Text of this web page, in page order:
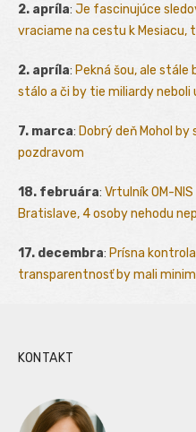
2. apríla: Je fascinujúce
vraciame na cestu k Mesiacu,
2. apríla: Pekná šou, ale stále
stálo a či by tie miliardy neboli
7. marca: Dobrý deň Mohol
pozdravom
18. februára: Vrtulník OM-
Bratislave, 4 osoby nehodu
17. decembra: Prísna
transparentnosť by mali
KONTAKT